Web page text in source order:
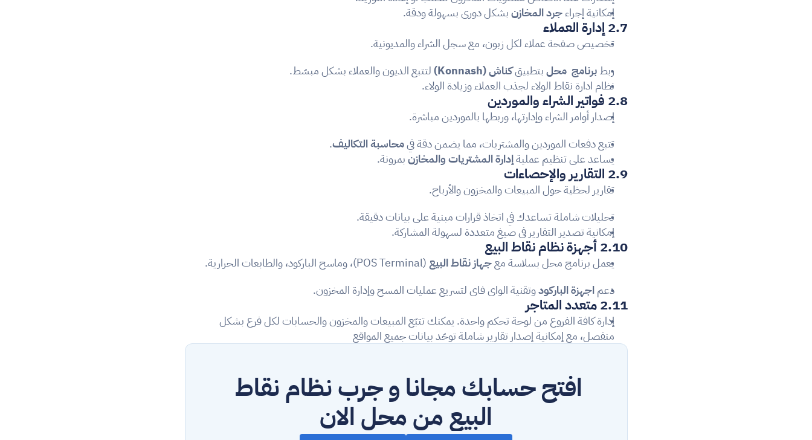
إمكانية إجراء جرد المخازن بشكل دوري بسهولة ودقة.
2.7 إدارة العملاء
تخصيص صفحة عملاء لكل زبون، مع سجل الشراء والمديونية.
ربط برنامج  محل بتطبيق كناش (Konnash)
لتتبع الديون والعملاء بشكل مبسّط.
نظام ادارة نقاط الولاء لجذب العملاء وزيادة الولاء.
2.8 فواتير الشراء والموردين
إصدار أوامر الشراء وإدارتها، وربطها بالموردين مباشرة.
تتبع دفعات الموردين والمشتريات، مما يضمن دقة في محاسبة التكاليف.
يساعد على تنظيم عملية إدارة المشتريات والمخازن بمرونة.
2.9 التقارير والإحصاءات
تقارير لحظية حول المبيعات والمخزون والأرباح.
تحليلات شاملة تساعدك في اتخاذ قرارات مبنية على بيانات دقيقة.
إمكانية تصدير التقارير في صيغ متعددة لسهولة المشاركة.
2.10 أجهزة نظام نقاط البيع
يعمل برنامج محل بسلاسة مع جهاز نقاط البيع (POS Terminal)، وماسح الباركود، والطابعات الحرارية.
دعم اجهزة الباركود وتقنية الواي فاي لتسريع عمليات المسح وإدارة المخزون.
2.11 متعدد المتاجر
منفصل، مع إمكانية إصدار تقارير شاملة توحّد بيانات جميع المواقع
البيع من محل الان